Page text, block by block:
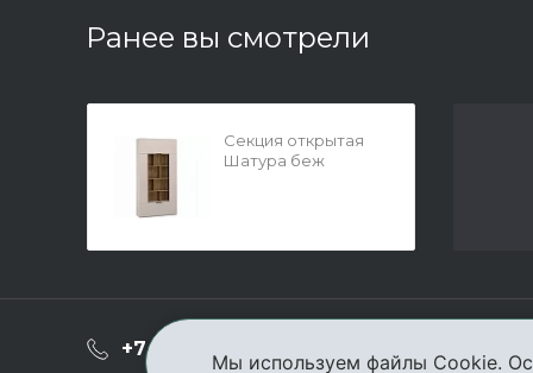
Ранее вы смотрели
Секция открытая
Шатура беж
+7 (3952) 503-504
Мы используем файлы Cookie.